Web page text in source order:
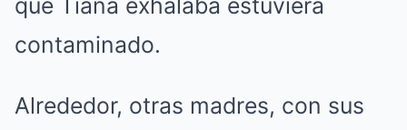
que Tiana exhalaba estuviera
contaminado.
Alrededor, otras madres, con sus